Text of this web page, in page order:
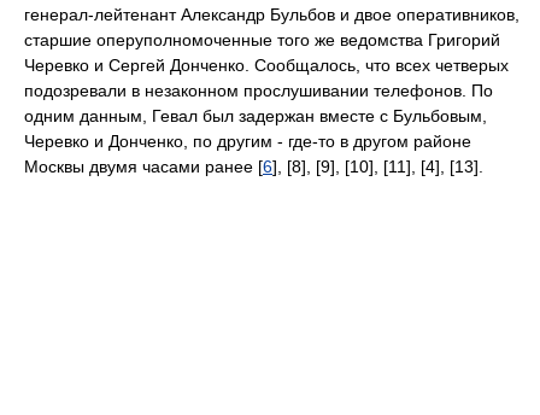
генерал-лейтенант Александр Бульбов и двое оперативников,
старшие оперуполномоченные того же ведомства Григорий
Черевко и Сергей Донченко. Сообщалось, что всех четверых
подозревали в незаконном прослушивании телефонов. По
одним данным, Гевал был задержан вместе с Бульбовым,
Черевко и Донченко, по другим - где-то в другом районе
Москвы двумя часами ранее [6], [8], [9], [10], [11], [4], [13].